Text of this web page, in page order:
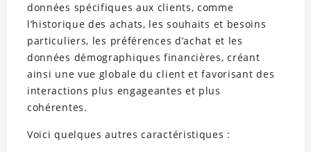
données spécifiques aux clients, comme
l’historique des achats, les souhaits et besoins
particuliers, les préférences d’achat et les
données démographiques financières, créant
ainsi une vue globale du client et favorisant des
interactions plus engageantes et plus
cohérentes.
Voici quelques autres caractéristiques :